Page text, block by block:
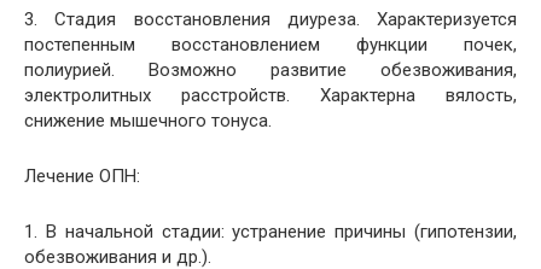
3. Стадия восстановления диуреза. Характеризуется
постепенным восстановлением функции почек,
полиурией. Возможно развитие обезвоживания,
электролитных расстройств. Характерна вялость,
снижение мышечного тонуса.
Лечение ОПН:
1. В начальной стадии: устранение причины (гипотензии,
обезвоживания и др.).